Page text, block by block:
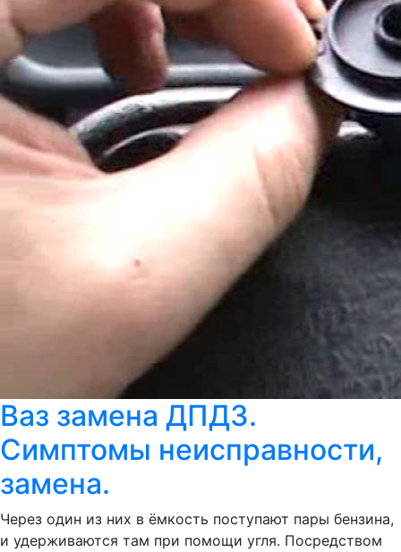
Ваз замена ДПДЗ.
Симптомы неисправности,
замена.
Через один из них в ёмкость поступают пары бензина,
и удерживаются там при помощи угля. Посредством